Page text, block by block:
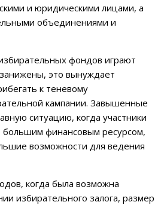
и юридическими лицами, а
объединениями и
фондов играют
это вынуждает
к теневому
кампании. Завышенные
ситуацию, когда участники
финансовым ресурсом,
возможности для ведения
когда была возможна
избирательного залога, размер